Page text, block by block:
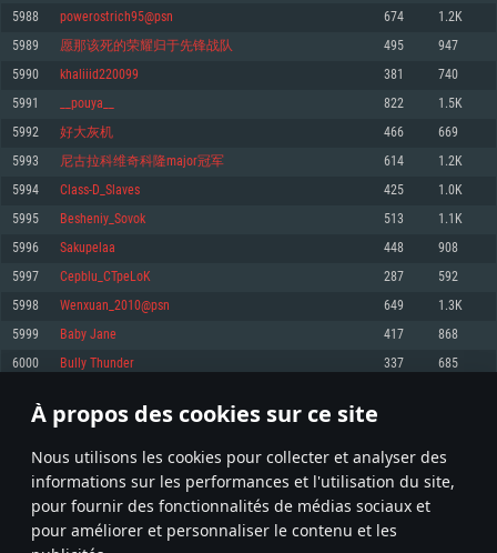
À propos des cookies sur ce site
Nous utilisons les cookies pour collecter et analyser des
informations sur les performances et l'utilisation du site,
pour fournir des fonctionnalités de médias sociaux et
pour améliorer et personnaliser le contenu et les
OS: Windows 10 (64 bit)
Processeur: Dual-Core 2.2 GHz
Mémoire: 4 GB
Carte graphique supportant DirectX 11: AMD Radeon 77XX / NVIDIA
GeForce GTX 660. La résolution minimale supportée par le jeu est de 720p
Connection: Connexion Internet à haut débit
Disque dur: 23.1 Go (client minimal)
Recommandée
1060 et plus, Radeon RX 570 et plus.
Disque dur: 75.9 Go (client complet)
OS: Mac OS Big Sur 11.0 ou plus récent
Processeur: Core i5, minimum 2.2GHz (Les processeurs Intel Xeon ne sont
pas supportés)
Mémoire: 6 GB
Carte graphique: Intel Iris Pro 5200 (Mac), ou analogue AMD/Nvidia. La
résolution minimale supportée par le jeu est de 720p.
Connection: Connexion Internet à haut débit
Disque dur: 62,2 Go (client minimal)
Recommandée
OS: Mac OS Big Sur 11.0 ou plus récent
Processeur: Core i7 (Les processeurs Intel Xeon ne sont pas supportés)
Mémoire: 8 GB
Carte graphique: Radeon Vega II ou plus avec support de Metal
Disque dur: 62,2 Go (client complet)
OS: Les configurations Linux 64 bits les plus modernes
Processeur: Dual-Core 2.4 GHz
Mémoire: 4 GB
Carte graphique: NVIDIA 660 avec les derniers drivers (moins de 6 mois) /
de même pour AMD (La résolution minimale supportée par le jeu est de
720p)
Connection: Connexion Internet à haut débit
Disque dur: 62,2 Go (client minimal)
Recommandée
OS: Ubuntu 20.04 64bit
Processeur: Intel Core i7
Mémoire: 8 GB
Carte graphique: NVIDIA 1060 avec les derniers drivers (moins de 6 mois) /
6 mois et supportant Vulkan
Connection: Connexion Internet à haut débit
Disque dur: 60,2 Go (client complet)
5988 powerostrich95@psn 674 1.2K
5989 愿那该死的荣耀归于先锋战队 495 947
5990 khaliiid220099 381 740
5991 __pouya__ 822 1.5K
5992 好大灰机 466 669
5993 尼古拉科维奇科隆major冠军 614 1.2K
5994 Class-D_Slaves 425 1.0K
5995 Besheniy_Sovok 513 1.1K
5996 Sakupelaa 448 908
5997 Cepblu_CTpeLoK 287 592
5998 Wenxuan_2010@psn 649 1.3K
5999 Baby Jane 417 868
6000 Bully Thunder 337 685
* Classement mis à jour quotidiennement
299 300 301 400